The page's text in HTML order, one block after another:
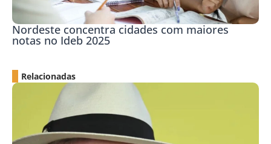
Nordeste concentra cidades com maiores
notas no Ideb 2025
Relacionadas